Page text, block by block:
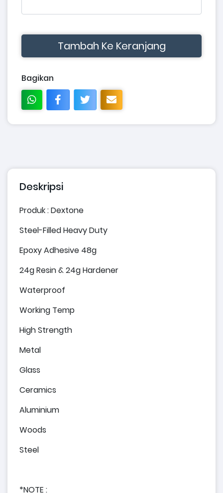
Tambah Ke Keranjang
Bagikan
Deskripsi
Produk : Dextone
Steel-Filled Heavy Duty
Epoxy Adhesive 48g
24g Resin & 24g Hardener
Waterproof
Working Temp
High Strength
Metal
Glass
Ceramics
Aluminium
Woods
Steel
*NOTE :